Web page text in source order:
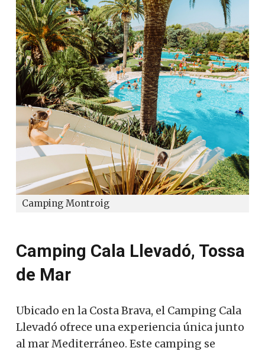
Camping Montroig
Camping Cala Llevadó, Tossa
de Mar
Ubicado en la Costa Brava, el Camping Cala
Llevadó ofrece una experiencia única junto
al mar Mediterráneo. Este camping se